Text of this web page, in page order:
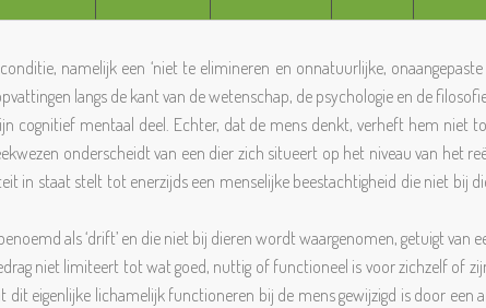
namelijk een ‘niet te elimineren en onnatuurlijke,
langs de kant van de wetenschap, de psychologie en de
cognitief mentaal deel. Echter, dat de mens denkt, verheft hem niet
onderscheidt van een dier zich situeert op het niveau van het
in staat stelt tot enerzijds een menselijke beestachtigheid die niet
als ‘drift’ en die niet bij dieren wordt waargenomen, getuigt
niet limiteert tot wat goed, nuttig of functioneel is voor zichzelf of
dit eigenlijke lichamelijk functioneren bij de mens gewijzigd is door